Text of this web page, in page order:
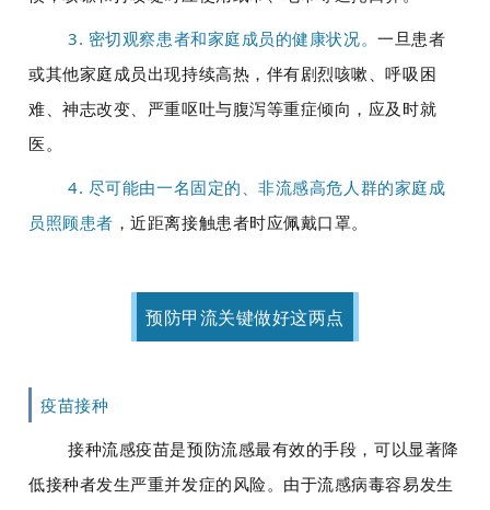
3. 密切观察患者和家庭成员的健康状况。一旦患者
或其他家庭成员出现持续高热，伴有剧烈咳嗽、呼吸困
难、神志改变、严重呕吐与腹泻等重症倾向，应及时就
医。
4. 尽可能由一名固定的、非流感高危人群的家庭成
员照顾患者 ，近距离接触患者时应佩戴口罩。
预防甲流关键做好这两点
疫苗接种
接种流感疫苗是预防流感最有效的手段，可以显著降
低接种者发生严重并发症的风险。由于流感病毒容易发生